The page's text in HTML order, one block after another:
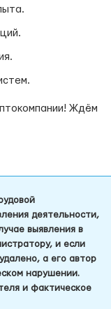
Ждём
деятельности,
выявления в
и если
а его автор
нарушении.
и фактическое